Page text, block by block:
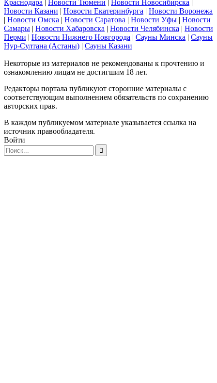
Краснодара | Новости Тюмени | Новости Новосибирска |
Новости Казани | Новости Екатеринбурга | Новости Воронежа
| Новости Омска | Новости Саратова | Новости Уфы | Новости
Самары | Новости Хабаровска | Новости Челябинска | Новости
Перми | Новости Нижнего Новгорода | Сауны Минска | Сауны
Нур-Султана (Астаны) | Сауны Казани
Некоторые из материалов не рекомендованы к прочтению и
ознакомлению лицам не достигшим 18 лет.
Редакторы портала публикуют сторонние материалы с
соответствующим выполнением обязательств по сохранению
авторских прав.
В каждом публикуемом материале указывается ссылка на
источник правообладателя.
Войти